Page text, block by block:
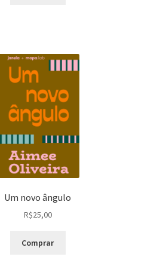
Um novo ângulo
R$25,00
Comprar